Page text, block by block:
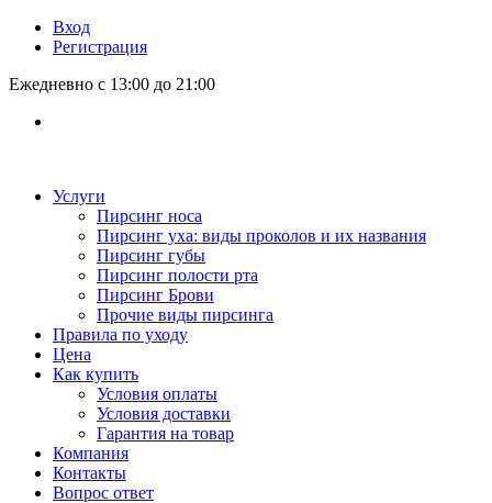
Вход
Регистрация
Ежедневно с 13:00 до 21:00
Услуги
Пирсинг носа
Пирсинг уха: виды проколов и их названия
Пирсинг губы
Пирсинг полости рта
Пирсинг Брови
Прочие виды пирсинга
Правила по уходу
Цена
Как купить
Условия оплаты
Условия доставки
Гарантия на товар
Компания
Контакты
Вопрос ответ